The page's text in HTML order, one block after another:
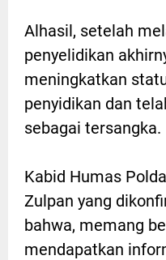
Alhasil, setelah
penyelidikan
meningkatkan
penyidikan dan
sebagai tersangka.
Kabid Humas
Zulpan yang
bahwa, memang
mendapatkan